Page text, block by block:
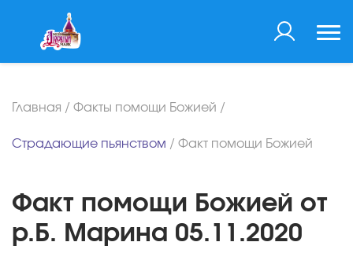
Главная / Факты помощи Божией /
Страдающие пьянством / Факт помощи Божией
Факт помощи Божией от
р.Б. Марина 05.11.2020